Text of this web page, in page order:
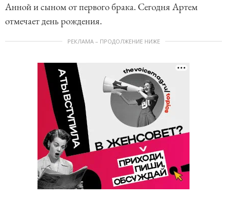
Анной и сыном от первого брака. Сегодня Артем
отмечает день рождения.
РЕКЛАМА – ПРОДОЛЖЕНИЕ НИЖЕ